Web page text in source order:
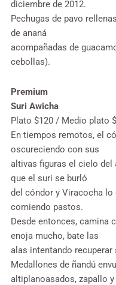
diciembre de 2012.
Pechugas de pavo
de ananá
acompañadas de
cebollas).
Premium
Suri Awicha
Plato $120 / Medio plato
En tiempos remotos, el
oscureciendo con sus
altivas figuras el cielo del
que el suri se burló
del cóndor y Viracocha
comiendo pastos.
Desde entonces, camina
enoja mucho, bate las
alas intentando recuperar
Medallones de ñandú
altiplanoasados, zapallo